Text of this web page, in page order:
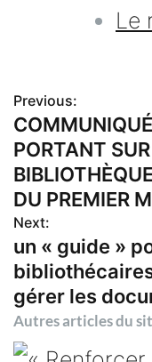
Le
N
a
v
i
g
a
Previous:
PORTANT
DU PREMIER
Next:
un « guide »
gérer les
Autres articles du